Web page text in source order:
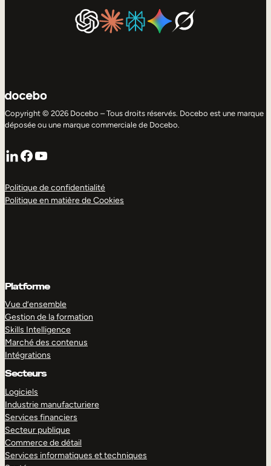
Copyright © 2026 Docebo – Tous droits réservés. Docebo est une marque
déposée ou une marque commerciale de Docebo.
LinkedIn
Facebook
YouTube
Politique de confidentialité
Politique en matière de Cookies
Platforme
Vue d’ensemble
Gestion de la formation
Skills Intelligence
Marché des contenus
Intégrations
Secteurs
Logiciels
Industrie manufacturiere
Services financiers
Secteur publique
Commerce de détail
Services informatiques et techniques